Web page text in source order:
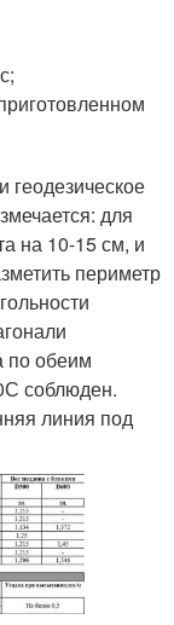
геодезическое
для
на 10-15 см, и
периметр
по обеим
С соблюден.
линия под